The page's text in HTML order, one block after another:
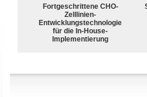
Fortgeschrittene CHO-
Zelllinien-
Entwicklungstechnologie
für die In-House-
Implementierung